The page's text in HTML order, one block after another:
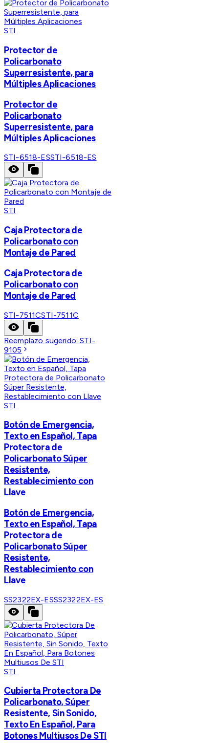
STI
Protector de
Policarbonato
Superresistente, para
Múltiples Aplicaciones
Protector de
Policarbonato
Superresistente, para
Múltiples Aplicaciones
STI-6518-ESSTI-6518-ES
STI
Caja Protectora de
Policarbonato con
Montaje de Pared
Caja Protectora de
Policarbonato con
Montaje de Pared
STI-7511CSTI-7511C
Reemplazo sugerido:STI-
9105
STI
Botón de Emergencia,
Texto en Español, Tapa
Protectora de
Policarbonato Súper
Resistente,
Restablecimiento con
Llave
Botón de Emergencia,
Texto en Español, Tapa
Protectora de
Policarbonato Súper
Resistente,
Restablecimiento con
Llave
SS2322EX-ESSS2322EX-ES
STI
Cubierta Protectora De
Policarbonato, Súper
Resistente, Sin Sonido,
Texto En Español, Para
Botones Multiusos De STI